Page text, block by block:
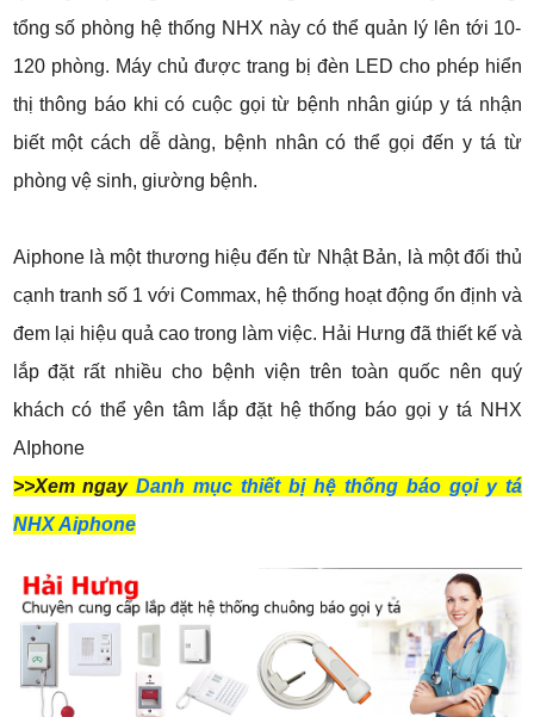
tổng số phòng hệ thống NHX này có thể quản lý lên tới 10-
120 phòng. Máy chủ được trang bị đèn LED cho phép hiển
thị thông báo khi có cuộc gọi từ bệnh nhân giúp y tá nhận
biết một cách dễ dàng, bệnh nhân có thể gọi đến y tá từ
phòng vệ sinh, giường bệnh.
Aiphone là một thương hiệu đến từ Nhật Bản, là một đối thủ
cạnh tranh số 1 với Commax, hệ thống hoạt động ổn định và
đem lại hiệu quả cao trong làm việc. Hải Hưng đã thiết kế và
lắp đặt rất nhiều cho bệnh viện trên toàn quốc nên quý
khách có thể yên tâm lắp đặt hệ thống báo gọi y tá NHX
AIphone
>>Xem ngayDanh mục thiết bị hệ thống báo gọi y tá
NHX Aiphone